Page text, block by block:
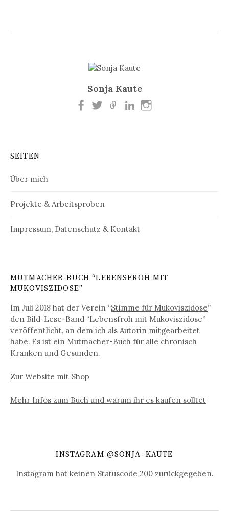
Sonja Kaute
SEITEN
Über mich
Projekte & Arbeitsproben
Impressum, Datenschutz & Kontakt
MUTMACHER-BUCH “LEBENSFROH MIT
MUKOVISZIDOSE”
Im Juli 2018 hat der Verein “Stimme für Mukoviszidose”
den Bild-Lese-Band “Lebensfroh mit Mukoviszidose”
veröffentlicht, an dem ich als Autorin mitgearbeitet
habe. Es ist ein Mutmacher-Buch für alle chronisch
Kranken und Gesunden.
Zur Website mit Shop
Mehr Infos zum Buch und warum ihr es kaufen solltet
INSTAGRAM @SONJA_KAUTE
Instagram hat keinen Statuscode 200 zurückgegeben.